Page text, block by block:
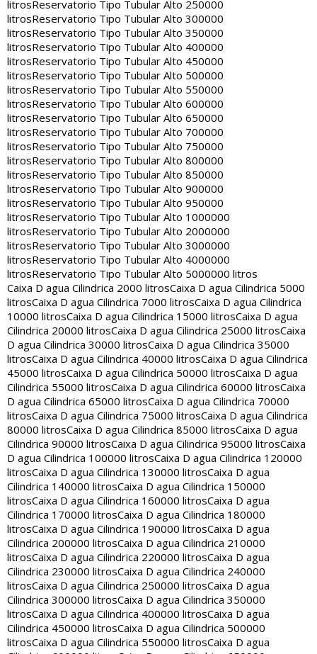
litrosReservatorio Tipo Tubular Alto 250000
litrosReservatorio Tipo Tubular Alto 300000
litrosReservatorio Tipo Tubular Alto 350000
litrosReservatorio Tipo Tubular Alto 400000
litrosReservatorio Tipo Tubular Alto 450000
litrosReservatorio Tipo Tubular Alto 500000
litrosReservatorio Tipo Tubular Alto 550000
litrosReservatorio Tipo Tubular Alto 600000
litrosReservatorio Tipo Tubular Alto 650000
litrosReservatorio Tipo Tubular Alto 700000
litrosReservatorio Tipo Tubular Alto 750000
litrosReservatorio Tipo Tubular Alto 800000
litrosReservatorio Tipo Tubular Alto 850000
litrosReservatorio Tipo Tubular Alto 900000
litrosReservatorio Tipo Tubular Alto 950000
litrosReservatorio Tipo Tubular Alto 1000000
litrosReservatorio Tipo Tubular Alto 2000000
litrosReservatorio Tipo Tubular Alto 3000000
litrosReservatorio Tipo Tubular Alto 4000000
litrosReservatorio Tipo Tubular Alto 5000000 litros
Caixa D agua Cilindrica 2000 litrosCaixa D agua Cilindrica 5000
litrosCaixa D agua Cilindrica 7000 litrosCaixa D agua Cilindrica
10000 litrosCaixa D agua Cilindrica 15000 litrosCaixa D agua
Cilindrica 20000 litrosCaixa D agua Cilindrica 25000 litrosCaixa
D agua Cilindrica 30000 litrosCaixa D agua Cilindrica 35000
litrosCaixa D agua Cilindrica 40000 litrosCaixa D agua Cilindrica
45000 litrosCaixa D agua Cilindrica 50000 litrosCaixa D agua
Cilindrica 55000 litrosCaixa D agua Cilindrica 60000 litrosCaixa
D agua Cilindrica 65000 litrosCaixa D agua Cilindrica 70000
litrosCaixa D agua Cilindrica 75000 litrosCaixa D agua Cilindrica
80000 litrosCaixa D agua Cilindrica 85000 litrosCaixa D agua
Cilindrica 90000 litrosCaixa D agua Cilindrica 95000 litrosCaixa
D agua Cilindrica 100000 litrosCaixa D agua Cilindrica 120000
litrosCaixa D agua Cilindrica 130000 litrosCaixa D agua
Cilindrica 140000 litrosCaixa D agua Cilindrica 150000
litrosCaixa D agua Cilindrica 160000 litrosCaixa D agua
Cilindrica 170000 litrosCaixa D agua Cilindrica 180000
litrosCaixa D agua Cilindrica 190000 litrosCaixa D agua
Cilindrica 200000 litrosCaixa D agua Cilindrica 210000
litrosCaixa D agua Cilindrica 220000 litrosCaixa D agua
Cilindrica 230000 litrosCaixa D agua Cilindrica 240000
litrosCaixa D agua Cilindrica 250000 litrosCaixa D agua
Cilindrica 300000 litrosCaixa D agua Cilindrica 350000
litrosCaixa D agua Cilindrica 400000 litrosCaixa D agua
Cilindrica 450000 litrosCaixa D agua Cilindrica 500000
litrosCaixa D agua Cilindrica 550000 litrosCaixa D agua